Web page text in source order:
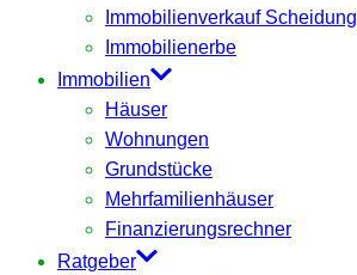
Immobilienverkauf Scheidung
Immobilienerbe
Immobilien
Häuser
Wohnungen
Grundstücke
Mehrfamilienhäuser
Finanzierungsrechner
Ratgeber